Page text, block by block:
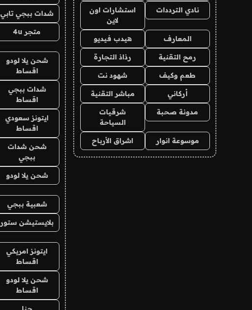
نادي الترددات
استشارات اون
لاين
المعارف هيدب فيديو
رمح التقنية رذاذ التجارة
طعم وكيف شهود نت
أركاني مباشر التقنية
مدونة صحبة
شرقيات
السياحة
موسوعة انوار اشراق الأرباح
شدات ببجي تابي
متجر 4u
شحن يلا لودو
اقساط
شدات ببجي
اقساط
ايتونز سعودي
اقساط
شحن شدات
ببجي
شحن يلا لودو
شعبية ببجي
بلايستيشن ستور
ايتونز امريكي
اقساط
شحن يلا لودو
اقساط